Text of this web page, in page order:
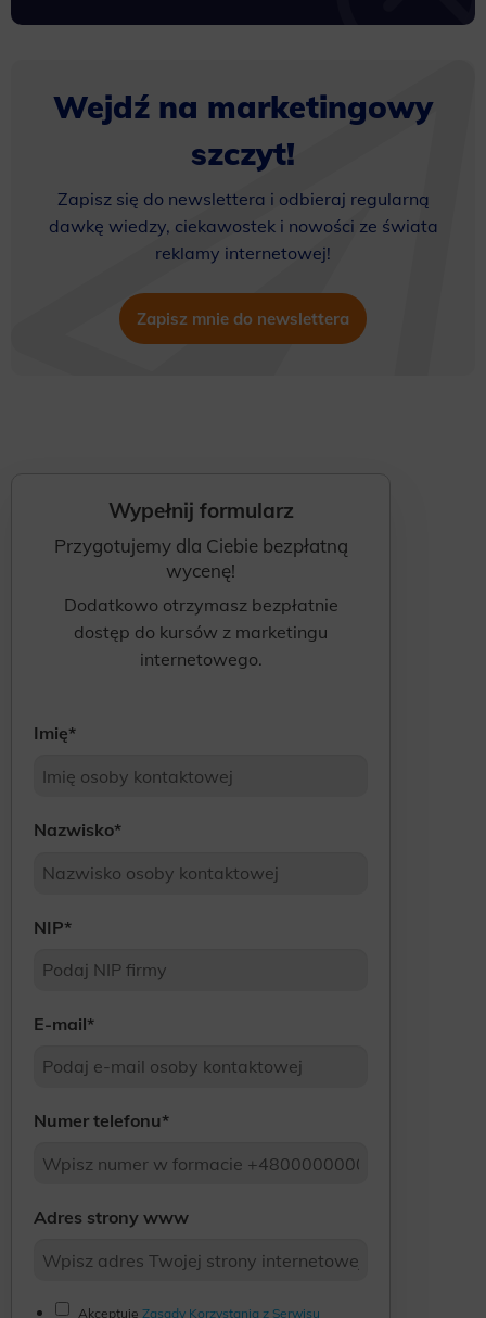
Wejdź na marketingowy
szczyt!
Zapisz się do newslettera i odbieraj regularną
dawkę wiedzy, ciekawostek i nowości ze świata
reklamy internetowej!
Zapisz mnie do newslettera
Wypełnij formularz
Przygotujemy dla Ciebie bezpłatną
wycenę!
Dodatkowo otrzymasz bezpłatnie
dostęp do kursów z marketingu
internetowego.
Imię*
Nazwisko*
NIP*
E-mail*
Numer telefonu*
Adres strony www
Akceptuję Zasady Korzystania z Serwisu